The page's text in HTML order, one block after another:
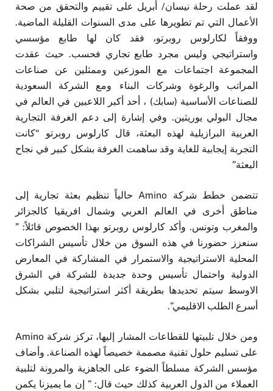
لقد عملت رحلة نيسان/ أبريل على تقييم والتحقق من صحة
الأعمال التي تم تطويرها على مدى السنوات القليلة الماضية.
ووفقاً لكارلوس روبرتو، فقد كان لها طابع مؤسسي
واستراتيجي وليس مجرد طابع تجاري فحسب. حيث عقدت
المجموعة اجتماعات مع الموزعين وممثلين عن صناعات
المراتب والرغوة وشركات البناء ومع الشركة السعودية
للصناعات الأساسية (سابك) ، أحد أكبر اللاعبين في العالم في
مجال البولي يوريثين. وفي إشارة إلى دعم الغرفة التجارية
العربية البرازيلية لهذه البعثة، قال كارلوس روبرتو “كانت
التجربة إيجابية للغاية وقد ساهمت الغرفة بشكل كبير في نجاح
البعثة”
تتضمن خطط شركة Amino حالياً تنظيم بعثة تجارية إلى
مناطق أخرى في العالم العربي وشمال افريقيا كالجزائر
والمغرب وتونس. وأكد كارلوس روبرتو بهذا الخصوص قائلاً: ”
سنعزز حضورنا في هذه السوق من خلال تأسيس الشراكات
المحلية الاستراتيجية والاستمرار في المشاركة في المعارض
الدولية واحتمال تأسيس وحدة جديدة للشركة في الشرق
الاوسط سيتم تحديدها بطريقة أكثر استراتيجية لتلبي بشكل
أسرع الطلب الاقليمي”.
ومن خلال تلبيتها للقطاعات المشار إليها، تركز شركة Amino
على تسليم حلول تقنية مصممة خصيصاً لهذه الصناعة. وأضاف
مؤسس الشركة مسلطاً الضوء على الجاهزية والمرونة لتلبية
العملاء من الدول العربية كذلك حيث قال: ” إن ما يميزنا يكمن